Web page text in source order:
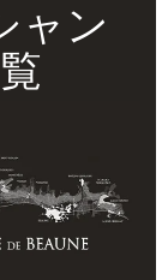
ャン